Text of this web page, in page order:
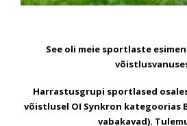
See oli meie sportlaste
Harrastusgrupi sportlased
võistlusel OI Synkron kategoorias
vabakavad).